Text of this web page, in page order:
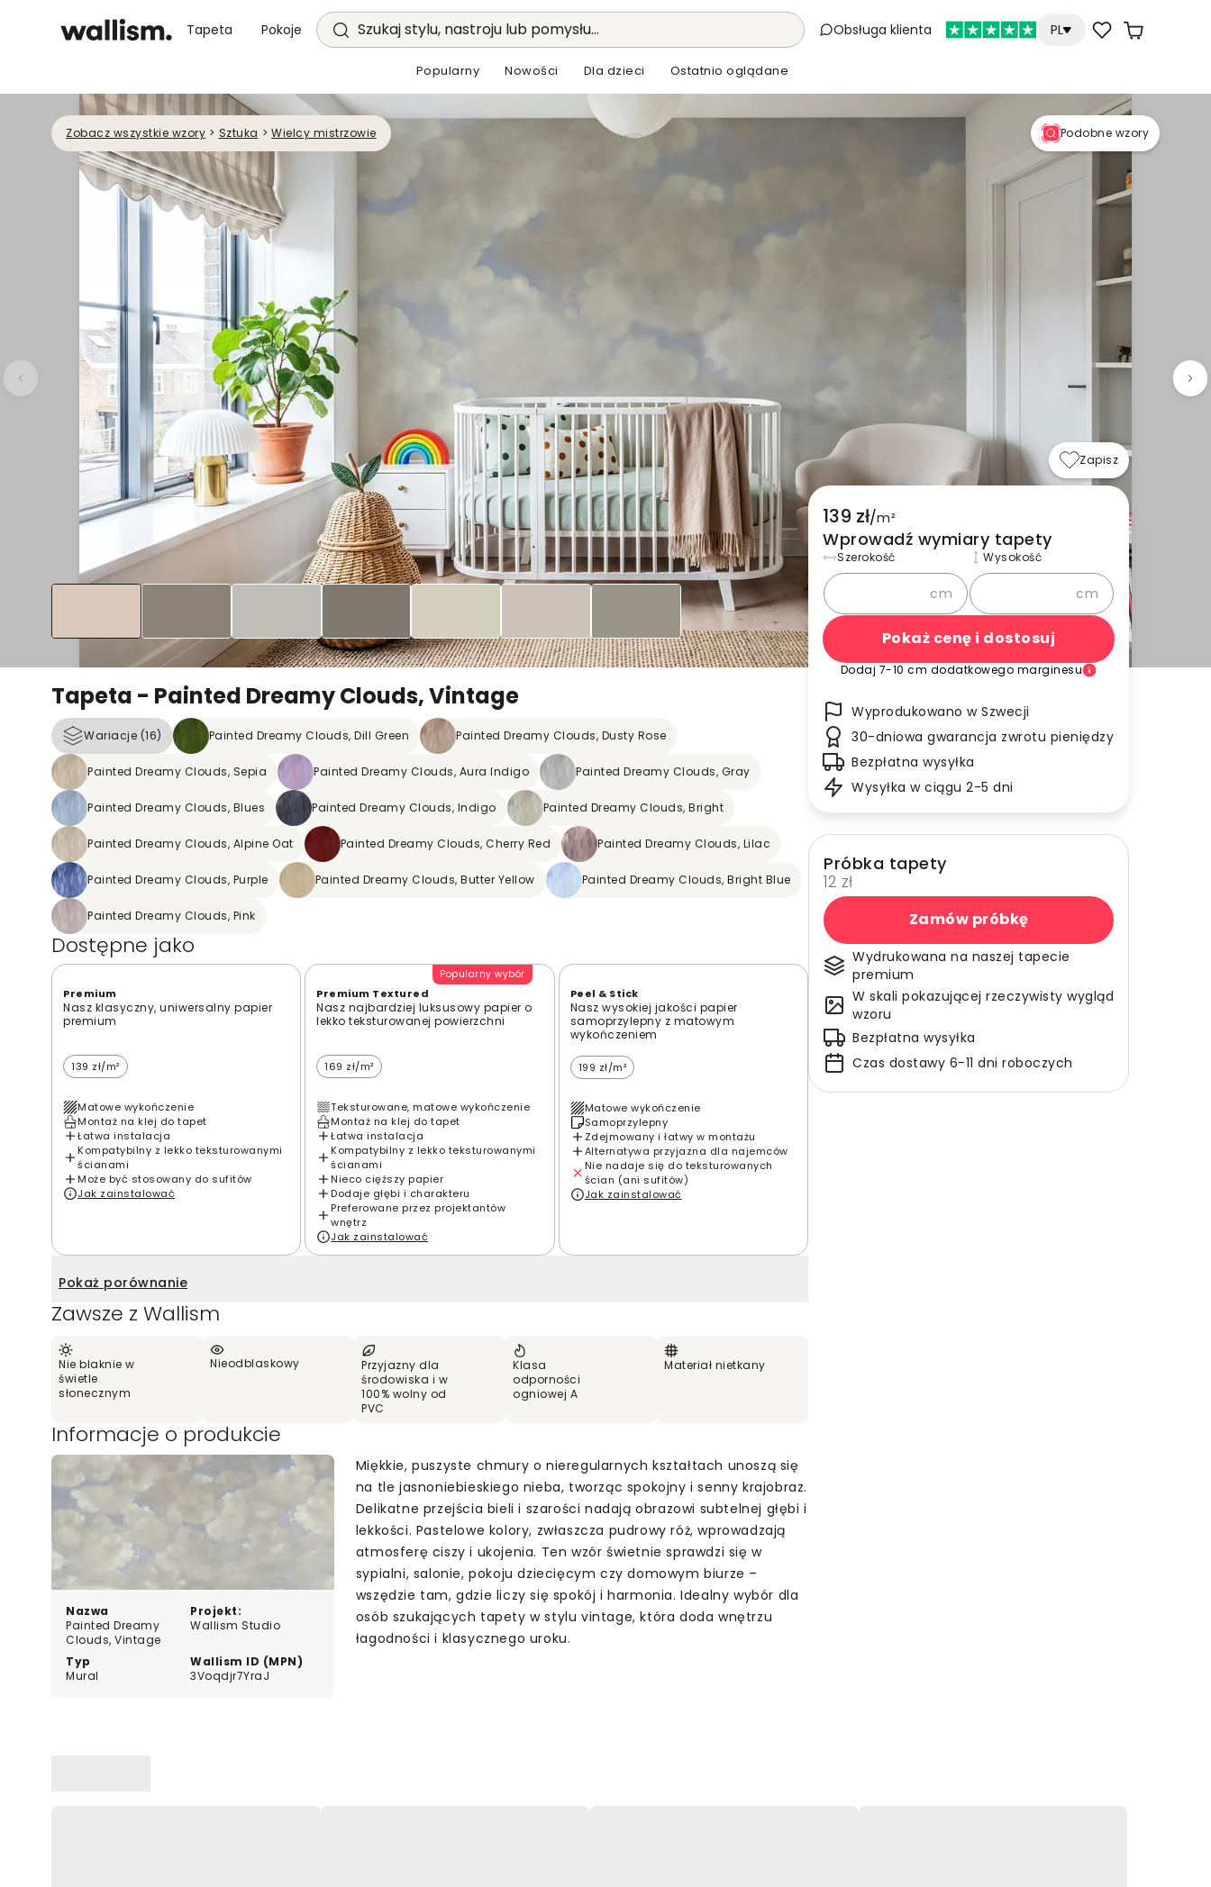
Tapeta Pokoje Szukaj stylu, nastroju lub pomysłu... Obsługa klienta PL
Popularny Nowości Dla dzieci Ostatnio oglądane
Zobacz wszystkie wzory > Sztuka > Wielcy mistrzowie Podobne wzory
Tapeta - Painted Dreamy Clouds, Vintage
Wariacje (16) Painted Dreamy Clouds, Dill Green Painted Dreamy Clouds, Dusty Rose
Painted Dreamy Clouds, Sepia Painted Dreamy Clouds, Aura Indigo Painted Dreamy Clouds, Gray
Painted Dreamy Clouds, Blues Painted Dreamy Clouds, Indigo Painted Dreamy Clouds, Bright
Painted Dreamy Clouds, Alpine Oat Painted Dreamy Clouds, Cherry Red Painted Dreamy Clouds, Lilac
Painted Dreamy Clouds, Purple Painted Dreamy Clouds, Butter Yellow Painted Dreamy Clouds, Bright Blue
Painted Dreamy Clouds, Pink
Dostępne jako
Premium
Nasz klasyczny, uniwersalny papier
premium
139 zł/m²
Matowe wykończenie
Montaż na klej do tapet
Łatwa instalacja
Kompatybilny z lekko teksturowanymi
ścianami
Może być stosowany do sufitów
Jak zainstalować
Popularny wybór
Premium Textured
Nasz najbardziej luksusowy papier o
lekko teksturowanej powierzchni
169 zł/m²
Teksturowane, matowe wykończenie
Montaż na klej do tapet
Łatwa instalacja
Kompatybilny z lekko teksturowanymi
ścianami
Nieco cięższy papier
Dodaje głębi i charakteru
Preferowane przez projektantów
wnętrz
Jak zainstalować
Peel & Stick
Nasz wysokiej jakości papier
samoprzylepny z matowym
wykończeniem
199 zł/m²
Matowe wykończenie
Samoprzylepny
Zdejmowany i łatwy w montażu
Alternatywa przyjazna dla najemców
Nie nadaje się do teksturowanych
ścian (ani sufitów)
Jak zainstalować
Pokaż porównanie
Zawsze z Wallism
Nie blaknie w
świetle
słonecznym
Nieodblaskowy
Przyjazny dla
środowiska i w
100% wolny od
PVC
Klasa
odporności
ogniowej A
Materiał nietkany
Informacje o produkcie
Nazwa
Painted Dreamy
Clouds, Vintage
Projekt:
Wallism Studio
Typ
Mural
Wallism ID (MPN)
3Voqdjr7YraJ
Miękkie, puszyste chmury o nieregularnych kształtach unoszą się
na tle jasnoniebieskiego nieba, tworząc spokojny i senny krajobraz.
Delikatne przejścia bieli i szarości nadają obrazowi subtelnej głębi i
lekkości. Pastelowe kolory, zwłaszcza pudrowy róż, wprowadzają
atmosferę ciszy i ukojenia. Ten wzór świetnie sprawdzi się w
sypialni, salonie, pokoju dziecięcym czy domowym biurze –
wszędzie tam, gdzie liczy się spokój i harmonia. Idealny wybór dla
osób szukających tapety w stylu vintage, która doda wnętrzu
łagodności i klasycznego uroku.
Zapisz
139 zł/m²
Wprowadź wymiary tapety
Szerokość
cm
Wysokość
cm
Pokaż cenę i dostosuj
Dodaj 7-10 cm dodatkowego marginesu
Wyprodukowano w Szwecji
30-dniowa gwarancja zwrotu pieniędzy
Bezpłatna wysyłka
Wysyłka w ciągu 2-5 dni
Próbka tapety
12 zł
Zamów próbkę
Wydrukowana na naszej tapecie
premium
W skali pokazującej rzeczywisty wygląd
wzoru
Bezpłatna wysyłka
Czas dostawy 6-11 dni roboczych